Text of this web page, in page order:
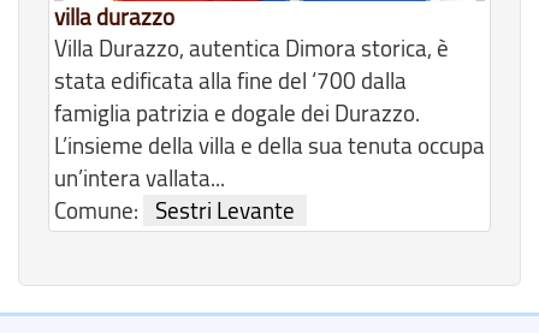
villa durazzo
Villa Durazzo, autentica Dimora storica, è
stata edificata alla fine del ‘700 dalla
famiglia patrizia e dogale dei Durazzo.
L’insieme della villa e della sua tenuta occupa
un’intera vallata...
Comune:
Sestri Levante